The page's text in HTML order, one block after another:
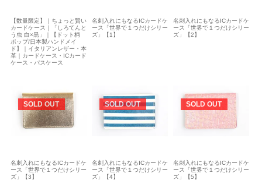
【数量限定】｜ちょっと賢い
カードケース｜「しろてんと
う虫 白×黒」｜【ドット柄
ポップ/日本製ハンドメイ
ド】｜イタリアンレザー・本
革｜カードケース・ICカード
ケース・パスケース
名刺入れにもなるICカードケ
ース「世界で１つだけシリー
ズ」【1】
名刺入れにもなるICカードケ
ース「世界で１つだけシリー
ズ」【2】
SOLD OUT
名刺入れにもなるICカードケ
ース「世界で１つだけシリー
ズ」【3】
SOLD OUT
名刺入れにもなるICカードケ
ース「世界で１つだけシリー
ズ」【4】
SOLD OUT
名刺入れにもなるICカードケ
ース「世界で１つだけシリー
ズ」【5】